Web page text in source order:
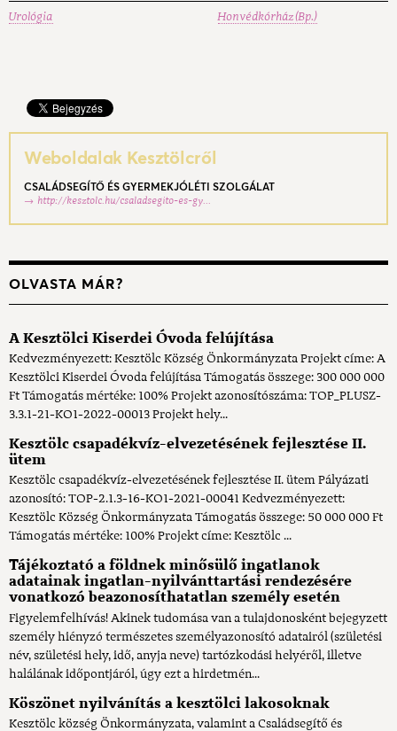
Urológia Honvédkórház (Bp.)
Weboldalak Kesztölcről
CSALÁDSEGÍTŐ ÉS GYERMEKJÓLÉTI SZOLGÁLAT
http://kesztolc.hu/csaladsegito-es-gy...
OLVASTA MÁR?
A Kesztölci Kiserdei Óvoda felújítása
Kedvezményezett: Kesztölc Község Önkormányzata Projekt címe: A
Kesztölci Kiserdei Óvoda felújítása Támogatás összege: 300 000 000
Ft Támogatás mértéke: 100% Projekt azonosítószáma: TOP_PLUSZ-
3.3.1-21-KO1-2022-00013 Projekt hely...
Kesztölc csapadékvíz-elvezetésének fejlesztése II.
ütem
Kesztölc csapadékvíz-elvezetésének fejlesztése II. ütem Pályázati
azonosító: TOP-2.1.3-16-KO1-2021-00041 Kedvezményezett:
Kesztölc Község Önkormányzata Támogatás összege: 50 000 000 Ft
Támogatás mértéke: 100% Projekt címe: Kesztölc ...
Tájékoztató a földnek minősülő ingatlanok
adatainak ingatlan-nyilvánttartási rendezésére
vonatkozó beazonosíthatatlan személy esetén
Figyelemfelhívás! Akinek tudomása van a tulajdonosként bejegyzett
személy hiényzó természetes személyazonosító adatairól (születési
név, születési hely, idő, anyja neve) tartózkodási helyéről, illetve
halálának időpontjáról, úgy ezt a hirdetmén...
Köszönet nyilvánítás a kesztölci lakosoknak
Kesztölc község Önkormányzata, valamint a Családsegítő és